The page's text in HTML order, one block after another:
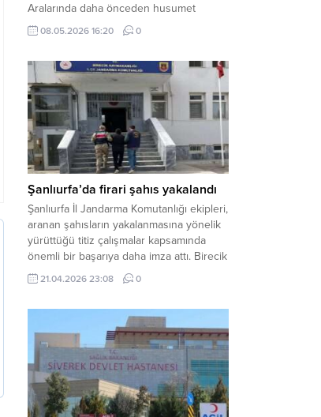
Aralarında daha önceden husumet
olduğu öğrenilen tarafların kavgası
neticesinde 3 kişi olay yerinde yaşamını
ilçesine bağlı kırsal Konaç Mahallesi’nde
meydana geldi. Edinilen bilgilere göre,
aralarında husumet bulunan iki grup
arasında henüz belirlenemeyen bir...
08.05.2026 16:20 0
Şanlıurfa’da firari şahıs yakalandı
Şanlıurfa İl Jandarma Komutanlığı ekipleri,
aranan şahısların yakalanmasına yönelik
yürüttüğü titiz çalışmalar kapsamında
önemli bir başarıya daha imza attı. Birecik
ilçesinde düzenlenen operasyonla,
hakkında kesinleşmiş hapis cezası
teslim edildi. Haber Merkezi – Şanlıurfa
Valiliği İl Basın ve Halkla İlişkiler
Müdürlüğü tarafından yapılan açıklamaya
göre; İl...
21.04.2026 23:08 0